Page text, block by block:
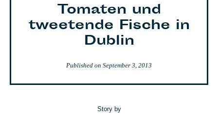
Tomaten und
tweetende Fische in
Dublin
Published on September 3, 2013
Story by